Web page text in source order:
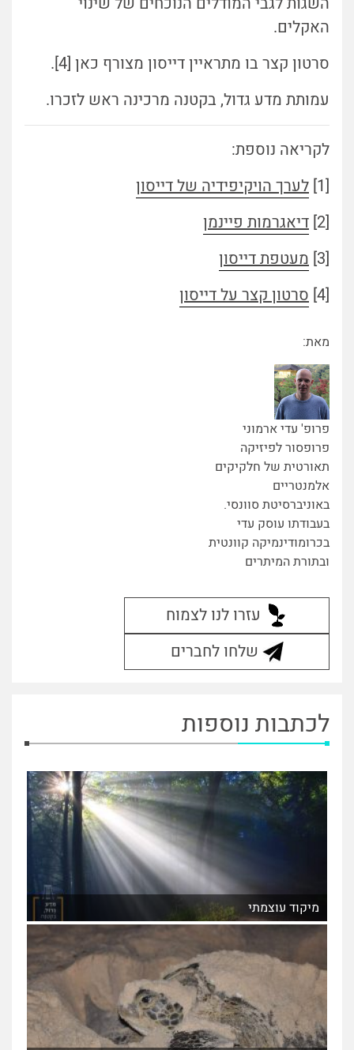
האקלים.
סרטון קצר בו מתראיין דייסון מצורף כאן [4].
עמותת מדע גדול, בקטנה מרכינה ראש לזכרו.
לקריאה נוספת:
[1]
לערך הויקיפידיה של דייסון
[2]
דיאגרמות פיינמן
[3]
מעטפת דייסון
[4]
סרטון קצר על דייסון
מאת:
פרופ' עדי ארמוני
פרופסור לפיזיקה
תאורטית של חלקיקים
אלמנטריים
באוניברסיטת סוונסי.
בעבודתו עוסק עדי
בכרומודינמיקה קוונטית
ובתורת המיתרים
עזרו לנו לצמוח
שלחו לחברים
לכתבות נוספות
מיקוד עוצמתי